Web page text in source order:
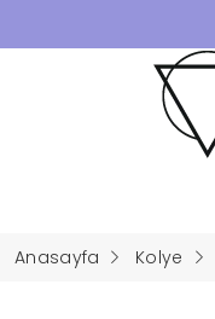
Anasayfa Kolye